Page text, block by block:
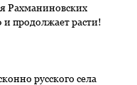
Рахманиновских
продолжает расти!
русского села